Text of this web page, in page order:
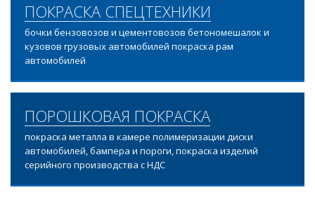
ПОКРАСКА СПЕЦТЕХНИКИ
бочки бензовозов и цементовозов бетономешалок и
кузовов грузовых автомобилей покраска рам
автомобилей
ПОРОШКОВАЯ ПОКРАСКА
покраска металла в камере полимеризации диски
автомобилей, бампера и пороги, покраска изделий
серийного производства с НДС